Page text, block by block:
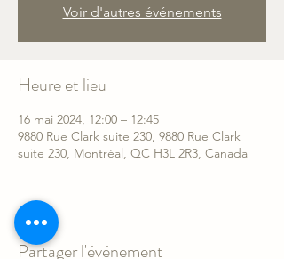
Voir d'autres événements
Heure et lieu
16 mai 2024, 12:00 – 12:45
9880 Rue Clark suite 230, 9880 Rue Clark
suite 230, Montréal, QC H3L 2R3, Canada
Partager l'événement